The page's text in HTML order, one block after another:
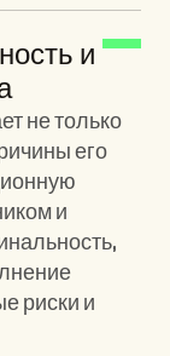
и
не только
его
и
риски и